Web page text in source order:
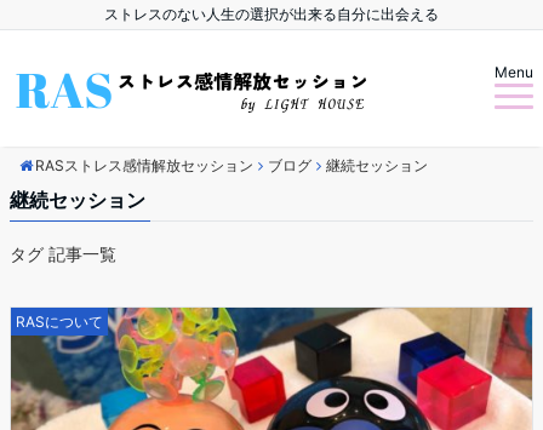
ストレスのない人生の選択が出来る自分に出会える
Menu
RASストレス感情解放セッション ブログ 継続セッション
継続セッション
タグ 記事一覧
RASについて